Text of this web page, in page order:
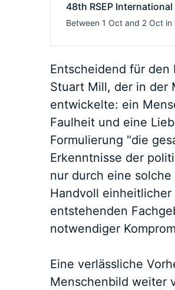
48th RSEP
Between 1 Oct and 2 Oct in
Entscheidend für den
Stuart Mill, der in der
entwickelte: ein
Faulheit und eine
Formulierung "die
Erkenntnisse der
nur durch eine
Handvoll
entstehenden
notwendiger
Eine verlässliche
Menschenbild weiter